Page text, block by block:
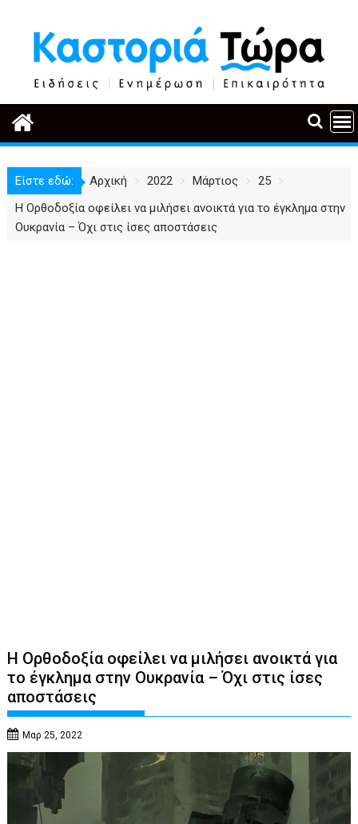
περιεχόμενο
Είστε εδώ: Αρχική 2022 Μάρτιος
25
Η Ορθοδοξία οφείλει να μιλήσει ανοικτά για το έγκλημα στην
Ουκρανία – Όχι στις ίσες αποστάσεις
Η Ορθοδοξία οφείλει να μιλήσει ανοικτά για
το έγκλημα στην Ουκρανία – Όχι στις ίσες
αποστάσεις
Μαρ 25, 2022